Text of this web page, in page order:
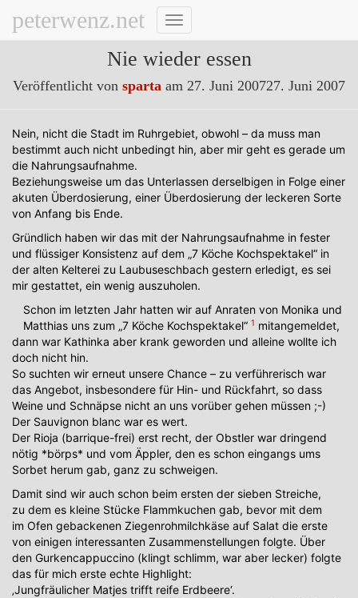
peterwenz.net
Navigation
umschalten
Nie wieder essen
Veröffentlicht von sparta am 27. Juni 200727. Juni 2007
Nein, nicht die Stadt im Ruhrgebiet, obwohl – da muss man
bestimmt auch nicht unbedingt hin, aber mir geht es gerade um
die Nahrungsaufnahme.
Beziehungsweise um das Unterlassen derselbigen in Folge einer
akuten Überdosierung, einer Überdosierung der leckeren Sorte
von Anfang bis Ende.
Gründlich haben wir das mit der Nahrungsaufnahme in fester
und flüssiger Konsistenz auf dem „7 Köche Kochspektakel“ in
der alten Kelterei zu Laubuseschbach gestern erledigt, es sei
mir gestattet, ein wenig auszuholen.
Schon im letzten Jahr hatten wir auf Anraten von Monika und
Matthias uns zum „7 Köche Kochspektakel“ 1 mitangemeldet,
dann war Kathinka aber krank geworden und alleine wollte ich
doch nicht hin.
So suchten wir erneut unsere Chance – zu verführerisch war
das Angebot, insbesondere für Hin- und Rückfahrt, so dass
Weine und Schnäpse nicht an uns vorüber gehen müssen ;-)
Der Sauvignon blanc war es wert.
Der Rioja (barrique-frei) erst recht, der Obstler war dringend
nötig *börps* und vom Äppler, den es schon eingangs ums
Sorbet herum gab, ganz zu schweigen.
Damit sind wir auch schon beim ersten der sieben Streiche,
zu dem es kleine Stücke Flammkuchen gab, bevor mit dem
im Ofen gebackenen Ziegenrohmilchkäse auf Salat die erste
von einigen interessanten Zusammenstellungen folgte. Über
den Gurkencappuccino (klingt schlimm, war aber lecker) folgte
das für mich erste echte Highlight:
‚Jungfräulicher Matjes trifft reife Erdbeere‘.